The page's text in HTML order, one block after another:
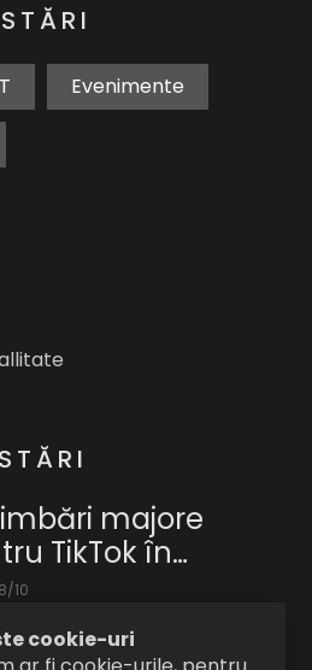
Evenimente
majore
TikTok în
Ce vor vedea
10
cookie-uri